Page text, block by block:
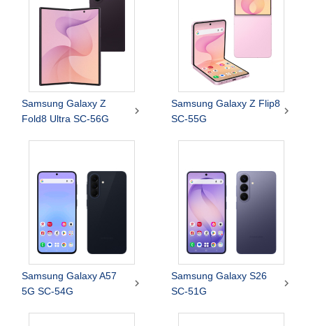
Samsung Galaxy Z
Fold8 Ultra SC-56G

Samsung Galaxy Z Flip8
SC-55G

Samsung Galaxy A57
5G SC-54G

Samsung Galaxy S26
SC-51G
